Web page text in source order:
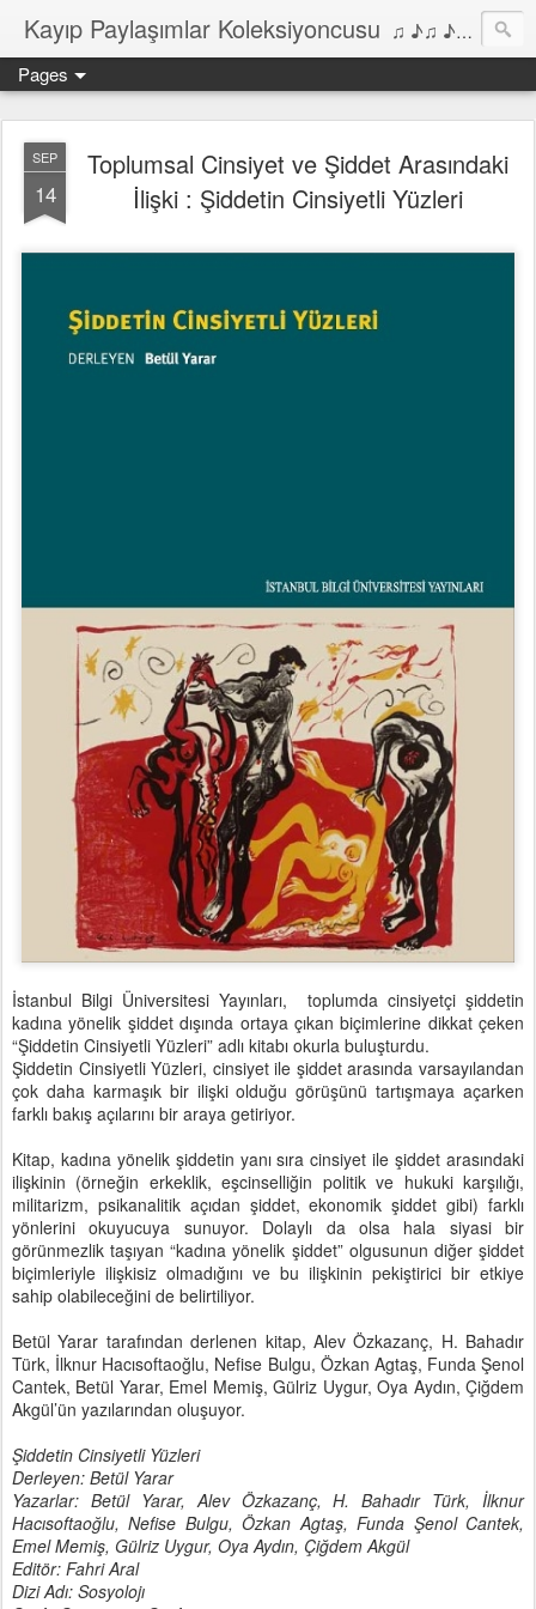
Kayıp Paylaşımlar Koleksiyoncusu ♫ ♪♫ ♪ ♫ ♪♫ ♪•♫♪ 2006'dan bu yana Film, Dizi, Müzik ve Kitaplar üzerine Yazılar Diyarı...
Pages
SEP
14
Toplumsal Cinsiyet ve Şiddet Arasındaki
İlişki : Şiddetin Cinsiyetli Yüzleri
İstanbul Bilgi Üniversitesi Yayınları, toplumda cinsiyetçi şiddetin
kadına yönelik şiddet dışında ortaya çıkan biçimlerine dikkat çeken
“Şiddetin Cinsiyetli Yüzleri” adlı kitabı okurla buluşturdu.
Şiddetin Cinsiyetli Yüzleri, cinsiyet ile şiddet arasında varsayılandan
çok daha karmaşık bir ilişki olduğu görüşünü tartışmaya açarken
farklı bakış açılarını bir araya getiriyor.
Kitap, kadına yönelik şiddetin yanı sıra cinsiyet ile şiddet arasındaki
ilişkinin (örneğin erkeklik, eşcinselliğin politik ve hukuki karşılığı,
militarizm, psikanalitik açıdan şiddet, ekonomik şiddet gibi) farklı
yönlerini okuyucuya sunuyor. Dolaylı da olsa hala siyasi bir
görünmezlik taşıyan “kadına yönelik şiddet” olgusunun diğer şiddet
biçimleriyle ilişkisiz olmadığını ve bu ilişkinin pekiştirici bir etkiye
sahip olabileceğini de belirtiliyor.
Betül Yarar tarafından derlenen kitap, Alev Özkazanç, H. Bahadır
Türk, İlknur Hacısoftaoğlu, Nefise Bulgu, Özkan Agtaş, Funda Şenol
Cantek, Betül Yarar, Emel Memiş, Gülriz Uygur, Oya Aydın, Çiğdem
Akgül’ün yazılarından oluşuyor.
Şiddetin Cinsiyetli Yüzleri
Derleyen: Betül Yarar
Yazarlar: Betül Yarar, Alev Özkazanç, H. Bahadır Türk, İlknur
Hacısoftaoğlu, Nefise Bulgu, Özkan Agtaş, Funda Şenol Cantek,
Emel Memiş, Gülriz Uygur, Oya Aydın, Çiğdem Akgül
Editör: Fahri Aral
Dizi Adı: Sosyolojı